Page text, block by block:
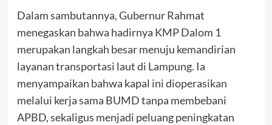
Dalam sambutannya, Gubernur Rahmat
menegaskan bahwa hadirnya KMP Dalom 1
merupakan langkah besar menuju kemandirian
layanan transportasi laut di Lampung. Ia
menyampaikan bahwa kapal ini dioperasikan
melalui kerja sama BUMD tanpa membebani
APBD, sekaligus menjadi peluang peningkatan